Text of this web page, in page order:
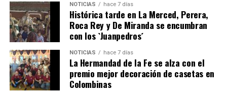
SEXTA CORRIDA DE LAS FIESTAS COLOMBINAS
2026
NOTICIAS hace 7 días
Histórica tarde en La Merced, Perera,
Roca Rey y De Miranda se encumbran
con los `Juanpedros´
NOTICIAS hace 7 días
La Hermandad de la Fe se alza con el
premio mejor decoración de casetas en
Colombinas